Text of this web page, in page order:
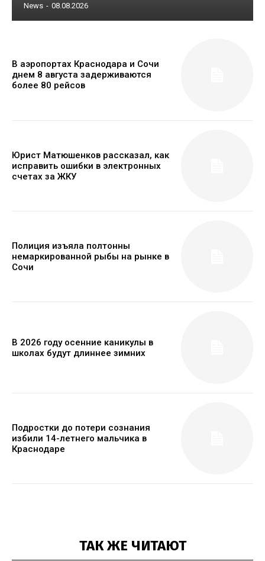
News - 08.08.2026
В аэропортах Краснодара и Сочи
днем 8 августа задерживаются
более 80 рейсов
Юрист Матюшенков рассказал, как
исправить ошибки в электронных
счетах за ЖКУ
Полиция изъяла полтонны
немаркированной рыбы на рынке в
Сочи
В 2026 году осенние каникулы в
школах будут длиннее зимних
Подростки до потери сознания
избили 14-летнего мальчика в
Краснодаре
ТАК ЖЕ ЧИТАЮТ